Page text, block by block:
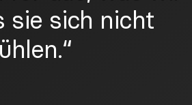
sie sich nicht